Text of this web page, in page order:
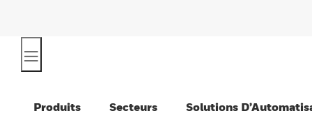
Produits Secteurs Solutions